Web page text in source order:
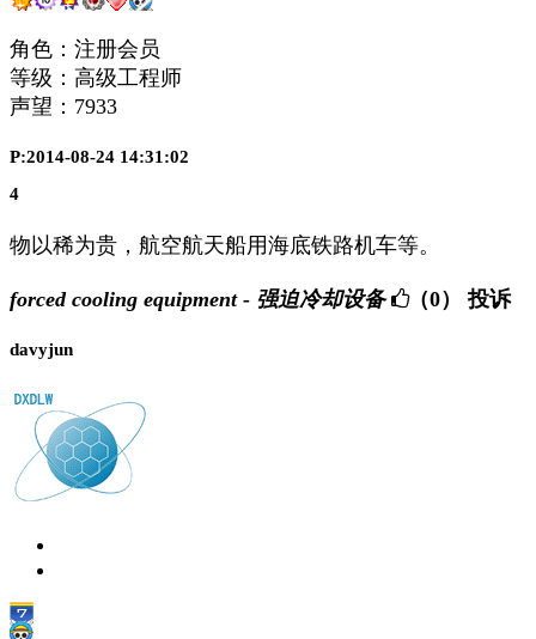
角色：注册会员
等级：高级工程师
声望： 7933
P:2014-08-24 14:31:02
4
物以稀为贵，航空航天船用海底铁路机车等。
forced cooling equipment - 强迫冷却设备 （0） 投诉
davyjun